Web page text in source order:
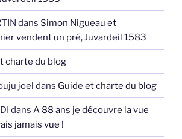
dans Simon Nigueau et
vendent un pré, Juvardeil 1583
charte du blog
joel dans Guide et charte du blog
dans A 88 ans je découvre la vue
jamais vue !